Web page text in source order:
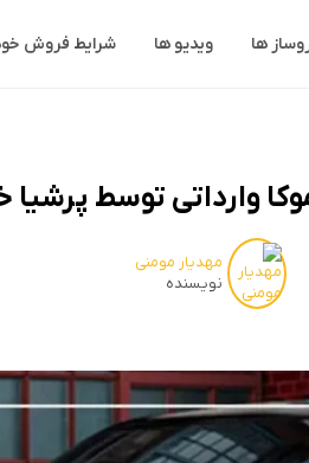
ها ویدیو ها شرایط فروش
وارداتی توسط پرشیا
مهدیار مومنی
نویسنده